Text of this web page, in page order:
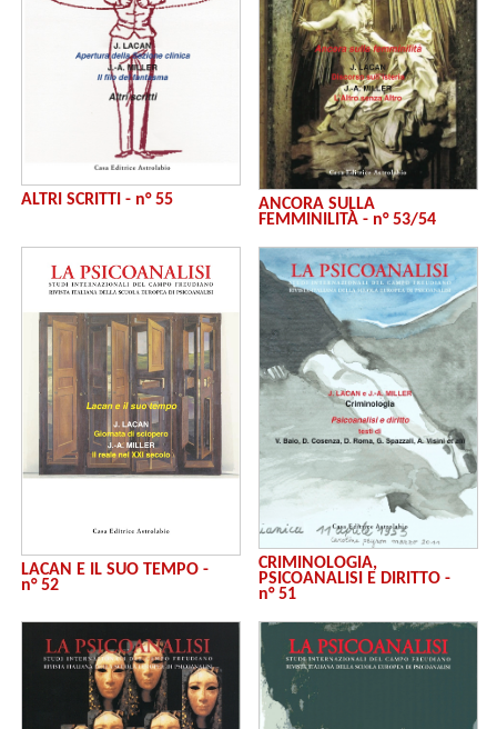
ALTRI SCRITTI - n° 55
ANCORA SULLA
FEMMINILITÀ - n° 53/54
LACAN E IL SUO TEMPO -
n° 52
CRIMINOLOGIA,
PSICOANALISI E DIRITTO -
n° 51